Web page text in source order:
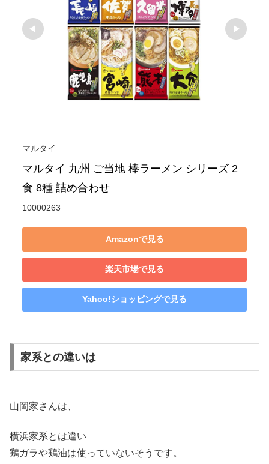
マルタイ
マルタイ 九州 ご当地 棒ラーメン シリーズ 2
食 8種 詰め合わせ
10000263
Amazonで見る
楽天市場で見る
Yahoo!ショッピングで見る
家系との違いは
山岡家さんは、
横浜家系とは違い
鶏ガラや鶏油は使っていないそうです。